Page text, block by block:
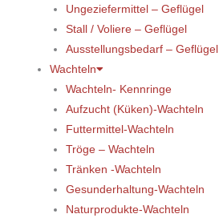
Ungeziefermittel – Geflügel
Stall / Voliere – Geflügel
Ausstellungsbedarf – Geflügel
Wachteln
Wachteln- Kennringe
Aufzucht (Küken)-Wachteln
Futtermittel-Wachteln
Tröge – Wachteln
Tränken -Wachteln
Gesunderhaltung-Wachteln
Naturprodukte-Wachteln